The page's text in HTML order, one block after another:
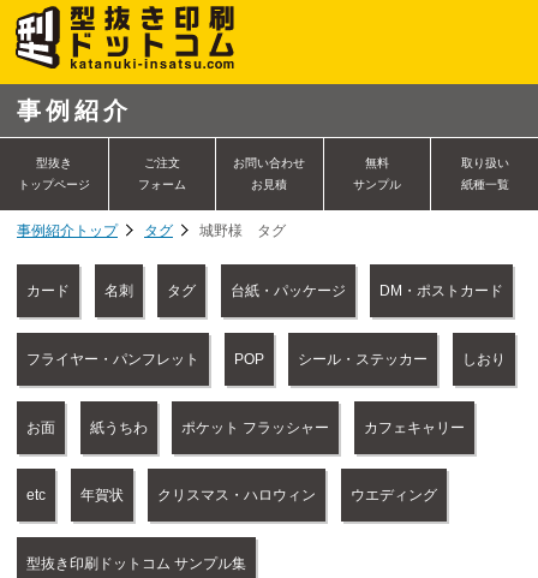
事例紹介
型抜き
トップページ
ご注文
フォーム
お問い合わせ
お見積
無料
サンプル
取り扱い
紙種一覧
事例紹介トップ タグ 城野様 タグ
カード 名刺 タグ 台紙・パッケージ DM・ポストカード
フライヤー・パンフレット POP シール・ステッカー しおり
お面 紙うちわ ポケット フラッシャー カフェキャリー
etc 年賀状 クリスマス・ハロウィン ウエディング
型抜き印刷ドットコム サンプル集